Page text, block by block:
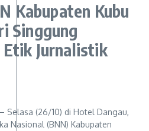
Kabupaten Kubu
Singgung
Jurnalistik
Selasa (26/10) di Hotel Dangau,
Nasional (BNN) Kabupaten